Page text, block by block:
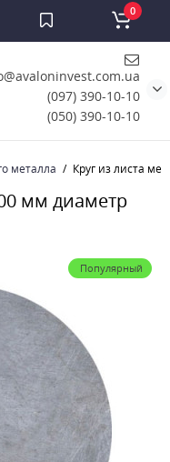
(097) 390-10-10
(050) 390-10-10
0
металла Круг из листа
мм диаметр
Популярный